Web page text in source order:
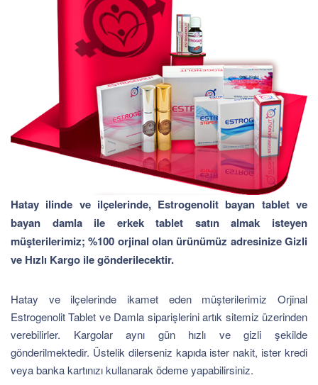
Hatay ilinde ve ilçelerinde, Estrogenolit bayan tablet ve
bayan damla ile erkek tablet satın almak isteyen
müşterilerimiz; %100 orjinal olan ürünümüz adresinize Gizli
ve Hızlı Kargo ile gönderilecektir.
Hatay ve ilçelerinde ikamet eden müşterilerimiz Orjinal
Estrogenolit Tablet ve Damla siparişlerini artık sitemiz üzerinden
verebilirler. Kargolar aynı gün hızlı ve gizli şekilde
gönderilmektedir. Üstelik dilerseniz kapıda ister nakit, ister kredi
veya banka kartınızı kullanarak ödeme yapabilirsiniz.